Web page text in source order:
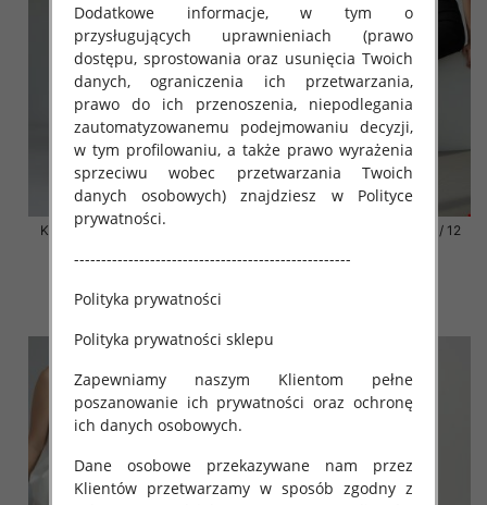
Klapki damskie Roz 36-42 / 12
szczegóły
Klapki damskie Roz 36-42 / 12
Dodatkowe informacje, w tym o
przysługujących uprawnieniach (prawo
dostępu, sprostowania oraz usunięcia Twoich
danych, ograniczenia ich przetwarzania,
prawo do ich przenoszenia, niepodlegania
zautomatyzowanemu podejmowaniu decyzji,
w tym profilowaniu, a także prawo wyrażenia
sprzeciwu wobec przetwarzania Twoich
danych osobowych) znajdziesz w Polityce
prywatności.
---------------------------------------------------
Polityka prywatności
Polityka prywatności sklepu
Zapewniamy naszym Klientom pełne
poszanowanie ich prywatności oraz ochronę
ich danych osobowych.
Dane osobowe przekazywane nam przez
Klientów przetwarzamy w sposób zgodny z